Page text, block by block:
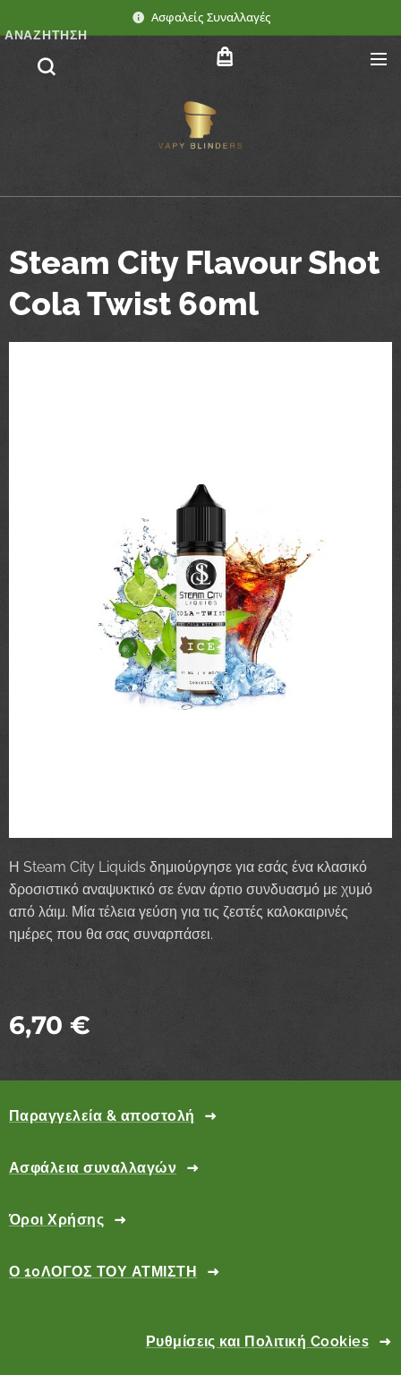
Ασφαλείς Συναλλαγές
ΑΝΑΖΉΤΗΣΗ
Steam City Flavour Shot
Cola Twist 60ml
Η Steam City Liquids δημιούργησε για εσάς ένα κλασικό
δροσιστικό αναψυκτικό σε έναν άρτιο συνδυασμό με χυμό
από λάιμ. Μία τέλεια γεύση για τις ζεστές καλοκαιρινές
ημέρες που θα σας συναρπάσει.
6,70 €
Παραγγελεία & αποστολή
Ασφάλεια συναλλαγών
Όροι Χρήσης
Ο 10ΛΟΓΟΣ ΤΟΥ ΑΤΜΙΣΤΗ
Ρυθμίσεις και Πολιτική Cookies